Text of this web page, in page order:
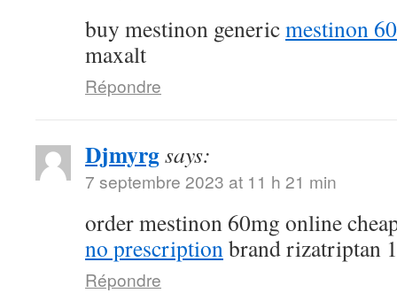
buy mestinon genericmestinon
maxalt
Répondre
Djmyrgsays:
7 septembre 2023 at 11 h 21 min
order mestinon 60mg online
no prescriptionbrand rizatriptan
Répondre